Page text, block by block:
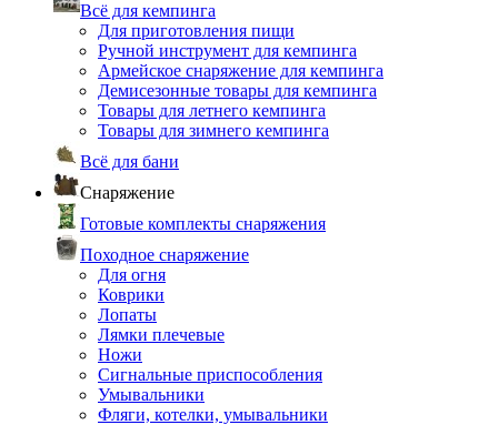
Всё для кемпинга
Для приготовления пищи
Ручной инструмент для кемпинга
Армейское снаряжение для кемпинга
Демисезонные товары для кемпинга
Товары для летнего кемпинга
Товары для зимнего кемпинга
Всё для бани
Снаряжение
Готовые комплекты снаряжения
Походное снаряжение
Для огня
Коврики
Лопаты
Лямки плечевые
Ножи
Сигнальные приспособления
Умывальники
Фляги, котелки, умывальники